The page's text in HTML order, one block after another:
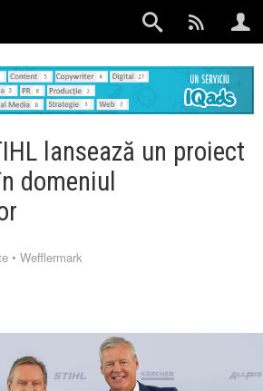
lansează un proiect
domeniul
• Wefflermark